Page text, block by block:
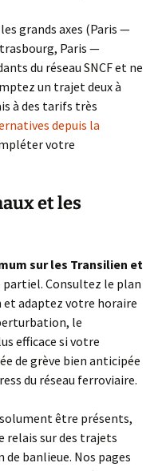
grands axes (Paris —
Paris —
du réseau SNCF et ne
un trajet deux à
à des tarifs très
depuis la
votre
et les
sur les Transilien et
partiel. Consultez le plan
et adaptez votre horaire
le
efficace si votre
de grève bien anticipée
du réseau ferroviaire.
être présents,
relais sur des trajets
banlieue. Nos pages